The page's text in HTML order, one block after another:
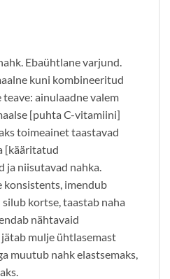
Ebaühtlane varjund.
kuni kombineeritud
ainulaadne valem
[puhta C-vitamiini]
toimeainet taastavad
[kääritatud
ja niisutavad nahka.
konsistents, imendub
kortse, taastab naha
nähtavaid
jätab mulje ühtlasemast
muutub nahk elastsemaks,